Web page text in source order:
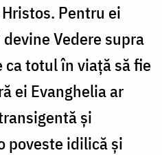
Pentru ei
Vedere supra
ca totul în viață să fie
ei Evanghelia ar
și
poveste idilică și